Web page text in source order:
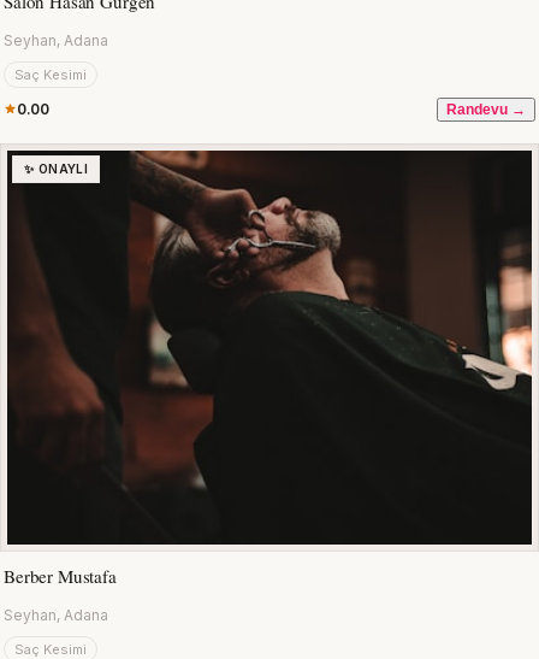
Seyhan, Adana
Saç Kesimi
0.00 Randevu →
✨ ONAYLI
Berber Mustafa
Seyhan, Adana
Saç Kesimi